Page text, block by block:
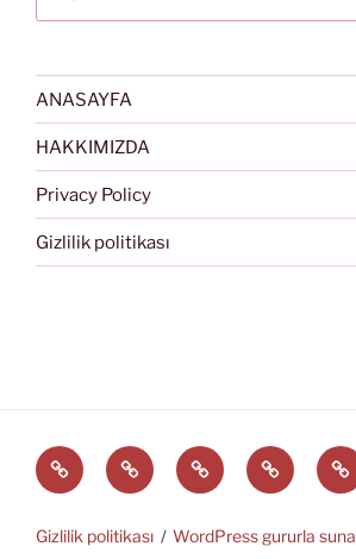
ANASAYFA
HAKKIMIZDA
Privacy Policy
Gizlilik politikası
Türkçe English Svenskaالعربية
中
文
Gizlilik politikası WordPress gururla